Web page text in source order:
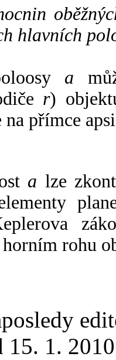
hlavních
a
r)
přímce
a lze
rohu
15. 1.